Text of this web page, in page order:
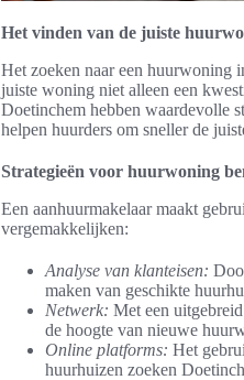
Het vinden van de juiste
Het zoeken naar een huurwoning
juiste woning niet alleen een
Doetinchem hebben waardevolle
helpen huurders om sneller de
Strategieën voor huurwoning
Een aanhuurmakelaar maakt
vergemakkelijken:
Analyse van klanteisen:
maken van geschikte
Netwerk: Met een
de hoogte van nieuwe
Online platforms: Het
huurhuizen zoeken